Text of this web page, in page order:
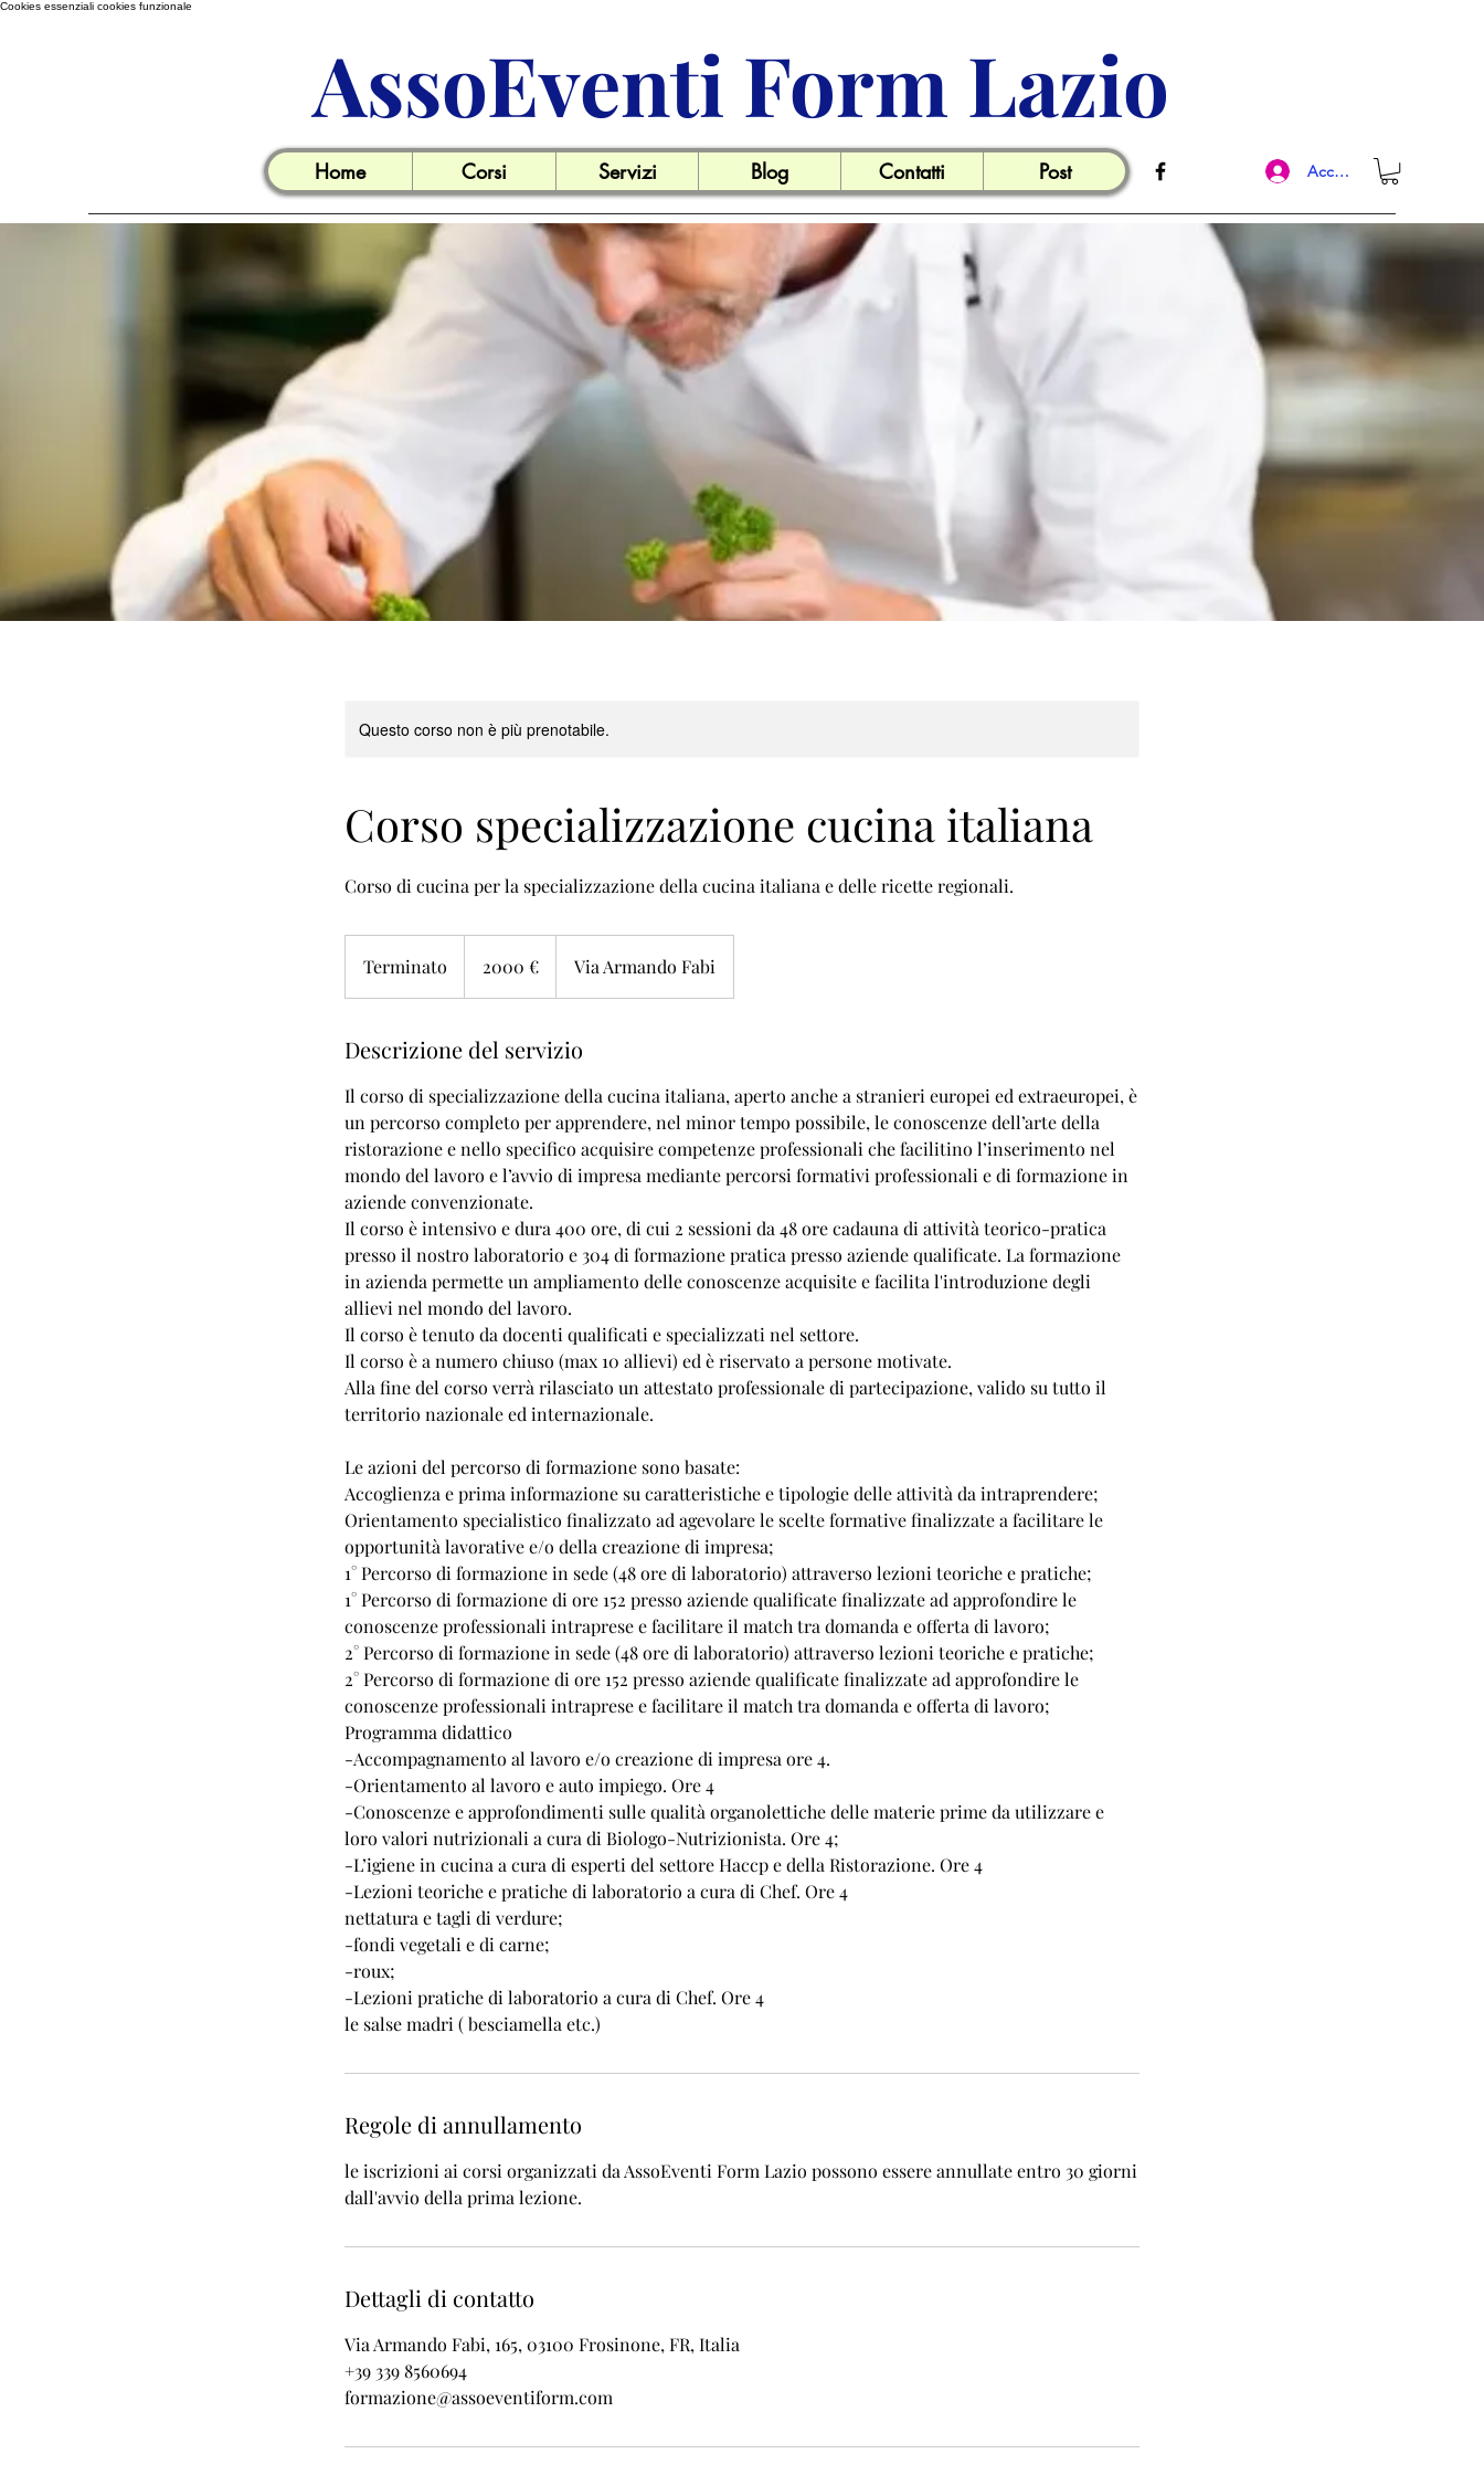
Cookies essenziali cookies funzionale
Home Corsi Servizi Blog Contatti Post Accedi
AssoEventi Form Lazio
Questo corso non è più prenotabile.
Corso specializzazione cucina italiana
Corso di cucina per la specializzazione della cucina italiana e delle ricette regionali.
Terminato
e
m
n
a
t
o
2000 € Via Armando Fabi
Descrizione del servizio
Il corso di specializzazione della cucina italiana, aperto anche a stranieri europei ed extraeuropei, è
un percorso completo per apprendere, nel minor tempo possibile, le conoscenze dell’arte della
ristorazione e nello specifico acquisire competenze professionali che facilitino l’inserimento nel
mondo del lavoro e l’avvio di impresa mediante percorsi formativi professionali e di formazione in
aziende convenzionate.
Il corso è intensivo e dura 400 ore, di cui 2 sessioni da 48 ore cadauna di attività teorico-pratica
presso il nostro laboratorio e 304 di formazione pratica presso aziende qualificate. La formazione
in azienda permette un ampliamento delle conoscenze acquisite e facilita l'introduzione degli
allievi nel mondo del lavoro.
Il corso è tenuto da docenti qualificati e specializzati nel settore.
Il corso è a numero chiuso (max 10 allievi) ed è riservato a persone motivate.
Alla fine del corso verrà rilasciato un attestato professionale di partecipazione, valido su tutto il
territorio nazionale ed internazionale.
Le azioni del percorso di formazione sono basate:
Accoglienza e prima informazione su caratteristiche e tipologie delle attività da intraprendere;
Orientamento specialistico finalizzato ad agevolare le scelte formative finalizzate a facilitare le
opportunità lavorative e/o della creazione di impresa;
1° Percorso di formazione in sede (48 ore di laboratorio) attraverso lezioni teoriche e pratiche;
1° Percorso di formazione di ore 152 presso aziende qualificate finalizzate ad approfondire le
conoscenze professionali intraprese e facilitare il match tra domanda e offerta di lavoro;
2° Percorso di formazione in sede (48 ore di laboratorio) attraverso lezioni teoriche e pratiche;
2° Percorso di formazione di ore 152 presso aziende qualificate finalizzate ad approfondire le
conoscenze professionali intraprese e facilitare il match tra domanda e offerta di lavoro;
Programma didattico
-Accompagnamento al lavoro e/o creazione di impresa ore 4.
-Orientamento al lavoro e auto impiego. Ore 4
-Conoscenze e approfondimenti sulle qualità organolettiche delle materie prime da utilizzare e
loro valori nutrizionali a cura di Biologo-Nutrizionista. Ore 4;
-L’igiene in cucina a cura di esperti del settore Haccp e della Ristorazione. Ore 4
-Lezioni teoriche e pratiche di laboratorio a cura di Chef. Ore 4
nettatura e tagli di verdure;
-fondi vegetali e di carne;
-roux;
-Lezioni pratiche di laboratorio a cura di Chef. Ore 4
le salse madri ( besciamella etc.)
Regole di annullamento
le iscrizioni ai corsi organizzati da AssoEventi Form Lazio possono essere annullate entro 30 giorni
dall'avvio della prima lezione.
Dettagli di contatto
Via Armando Fabi, 165, 03100 Frosinone, FR, Italia
+39 339 8560694
formazione@assoeventiform.com